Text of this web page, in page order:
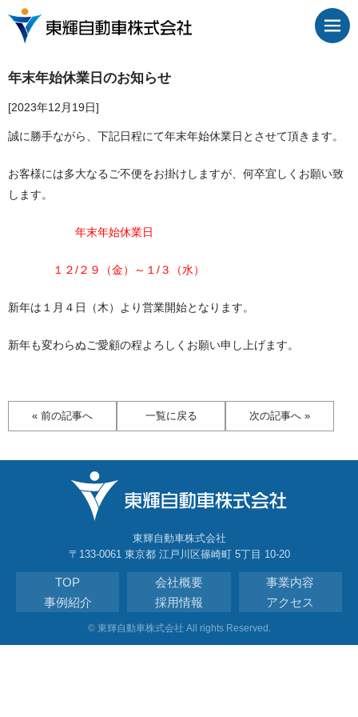
年末年始休業日のお知らせ
[2023年12月19日]
誠に勝手ながら、下記日程にて年末年始休業日とさせて頂きます。
お客様には多大なるご不便をお掛けしますが、何卒宜しくお願い致
します。
年末年始休業日
１２/２９（金）～１/３（水）
新年は１月４日（木）より営業開始となります。
新年も変わらぬご愛顧の程よろしくお願い申し上げます。
« 前の記事へ 一覧に戻る 次の記事へ »
東輝自動車株式会社
〒133-0061 東京都 江戸川区篠崎町 5丁目 10-20
TOP 会社概要
事業内容
事例紹介
採用情報 アクセス
© 東輝自動車株式会社 All rights Reserved.